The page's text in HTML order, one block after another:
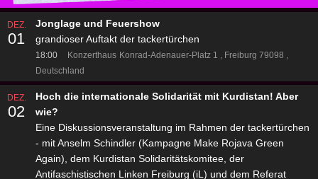
DEZ.
01
Jonglage und Feuershow
grandioser Auftakt der tackertürchen
18:00 Konzerthaus Konrad-Adenauer-Platz 1
Freiburg 79098
Deutschland
DEZ.
02
Hoch die internationale Solidarität mit Kurdistan! Aber
wie?
Eine Diskussionsveranstaltung im Rahmen der tackertürchen
- mit Anselm Schindler (Kampagne Make Rojava Green
Again), dem Kurdistan Solidaritätskomitee, der
Antifaschistischen Linken Freiburg (iL) und dem Referat